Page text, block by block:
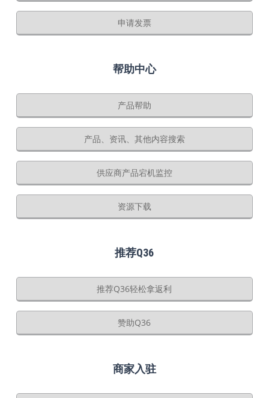
申请发票
帮助中心
产品帮助
产品、资讯、其他内容搜索
供应商产品宕机监控
资源下载
推荐Q36
推荐Q36轻松拿返利
赞助Q36
商家入驻